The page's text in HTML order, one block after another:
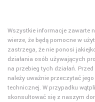
Wszystkie informacje zawarte
wierze, że będą pomocne w
zastrzega, że nie ponosi
działania osób używających
na przebieg tych działań.
należy uważnie przeczytać
technicznej. W przypadku
skonsultować się z naszym